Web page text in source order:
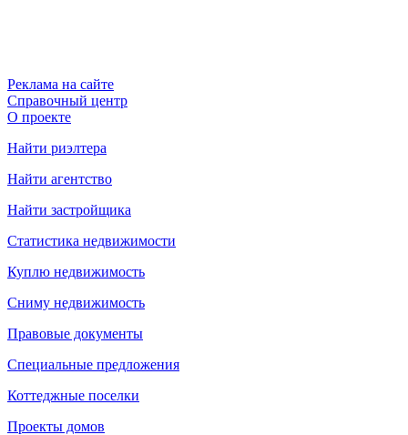
Реклама на сайте
Справочный центр
О проекте
Найти риэлтера
Найти агентство
Найти застройщика
Статистика недвижимости
Куплю недвижимость
Сниму недвижимость
Правовые документы
Специальные предложения
Коттеджные поселки
Проекты домов